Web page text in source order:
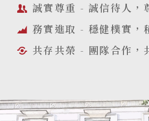
誠實尊重 - 誠信待人，
務實進取 - 穩健樸實，
共存共榮 - 團隊合作，